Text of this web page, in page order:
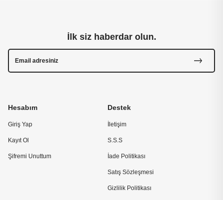
Hesabım
Giriş Yap
Kayıt Ol
Şifremi Unuttum
Destek
İletişim
S.S.S
İade Politikası
Satış Sözleşmesi
Gizlilik Politikası
İlk siz haberdar olun.